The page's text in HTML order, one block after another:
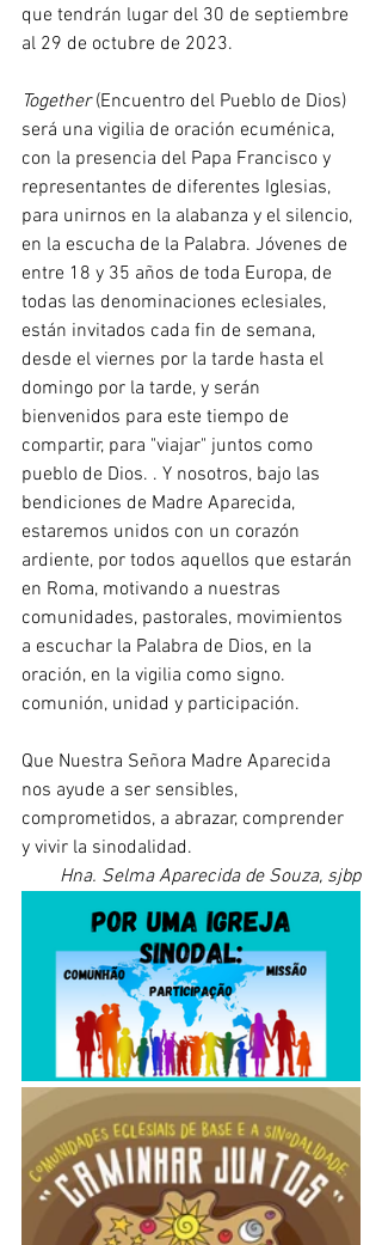
que tendrán lugar del 30 de septiembre
al 29 de octubre de 2023.
Together (Encuentro del Pueblo de Dios)
será una vigilia de oración ecuménica,
con la presencia del Papa Francisco y
representantes de diferentes Iglesias,
para unirnos en la alabanza y el silencio,
en la escucha de la Palabra. Jóvenes de
entre 18 y 35 años de toda Europa, de
todas las denominaciones eclesiales,
están invitados cada fin de semana,
desde el viernes por la tarde hasta el
domingo por la tarde, y serán
bienvenidos para este tiempo de
compartir, para "viajar" juntos como
pueblo de Dios. . Y nosotros, bajo las
bendiciones de Madre Aparecida,
estaremos unidos con un corazón
ardiente, por todos aquellos que estarán
en Roma, motivando a nuestras
comunidades, pastorales, movimientos
a escuchar la Palabra de Dios, en la
oración, en la vigilia como signo.
comunión, unidad y participación.
Que Nuestra Señora Madre Aparecida
nos ayude a ser sensibles,
comprometidos, a abrazar, comprender
y vivir la sinodalidad.
Hna. Selma Aparecida de Souza, sjbp